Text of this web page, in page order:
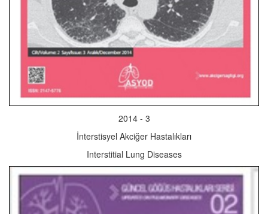
2014 - 3
İnterstisyel Akciğer Hastalıkları
Interstitial Lung Diseases